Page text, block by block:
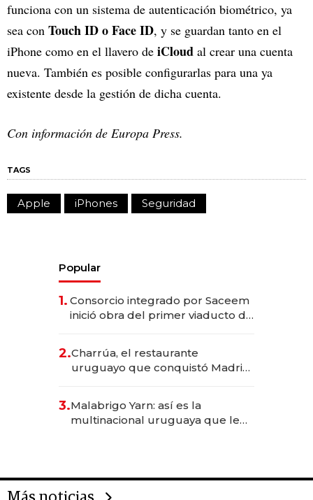
funciona con un sistema de autenticación biométrico, ya
sea con Touch ID o Face ID, y se guardan tanto en el
iPhone como en el llavero de iCloud al crear una cuenta
nueva. También es posible configurarlas para una ya
existente desde la gestión de dicha cuenta.
Con información de Europa Press.
TAGS
Apple iPhones Seguridad
Popular
1. Consorcio integrado por Saceem
inició obra del primer viaducto de
millones
2.Charrúa, el restaurante
uruguayo que conquistó Madrid:
anticipación y prepara apertura
3.Malabrigo Yarn: así es la
multinacional uruguaya que le